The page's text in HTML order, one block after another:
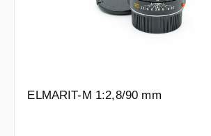
ELMARIT-M 1:2,8/90 mm